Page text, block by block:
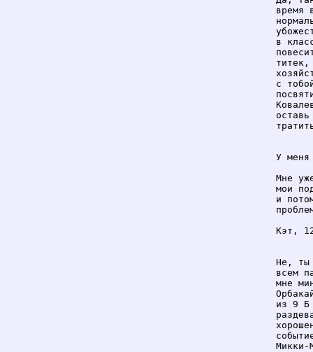
время
в
с
У меня
Мне
мои
и
Кэт,
Не, ты
всем
мне
из 9 Б
Микки-